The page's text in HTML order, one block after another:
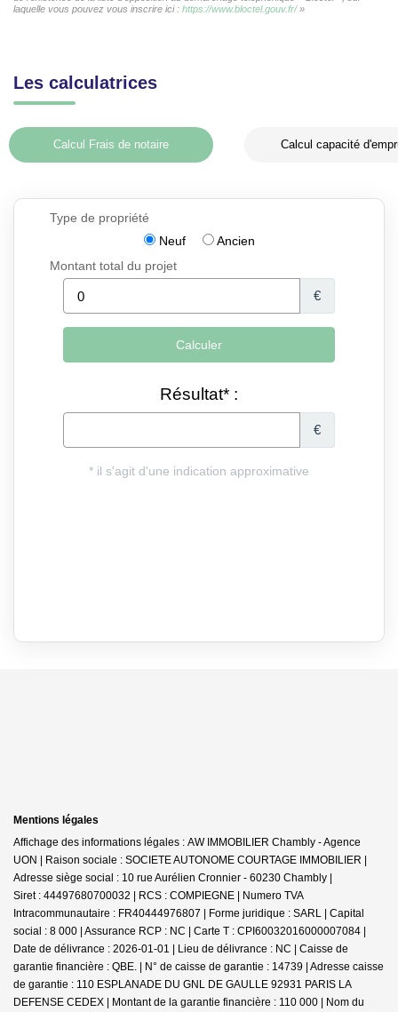
laquelle vous pouvez vous inscrire ici : https://www.bloctel.gouv.fr/»
Les calculatrices
Calcul Frais de notaire Calcul capacité
Mentions légales
Affichage des informations légales : AW IMMOBILIER Chambly - Agence
UON | Raison sociale : SOCIETE AUTONOME COURTAGE IMMOBILIER |
Adresse siège social : 10 rue Aurélien Cronnier - 60230 Chambly |
Siret : 44497680700032 | RCS : COMPIEGNE | Numero TVA
Intracommunautaire : FR40444976807 | Forme juridique : SARL | Capital
social : 8 000 | Assurance RCP : NC | Carte T : CPI60032016000007084 |
Date de délivrance : 2026-01-01 | Lieu de délivrance : NC | Caisse de
garantie financière : QBE. | N° de caisse de garantie : 14739 | Adresse caisse
de garantie : 110 ESPLANADE DU GNL DE GAULLE 92931 PARIS LA
DEFENSE CEDEX | Montant de la garantie financière : 110 000 | Nom du